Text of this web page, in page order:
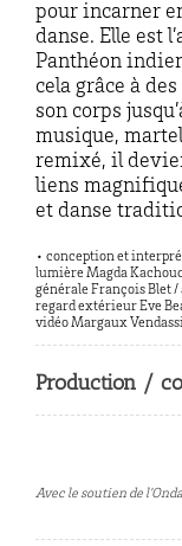
pour incarner
danse. Elle est
Panthéon
cela grâce à
son corps
musique,
remixé, il
liens
et danse
• conception et
lumière Magda
générale François Blet
regard extérieur Eve
vidéo Margaux
Production /
Avec le soutien de